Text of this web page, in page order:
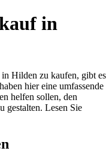
in
in Hilden zu kaufen, gibt es
hier eine umfassende
helfen sollen, den
gestalten. Lesen Sie